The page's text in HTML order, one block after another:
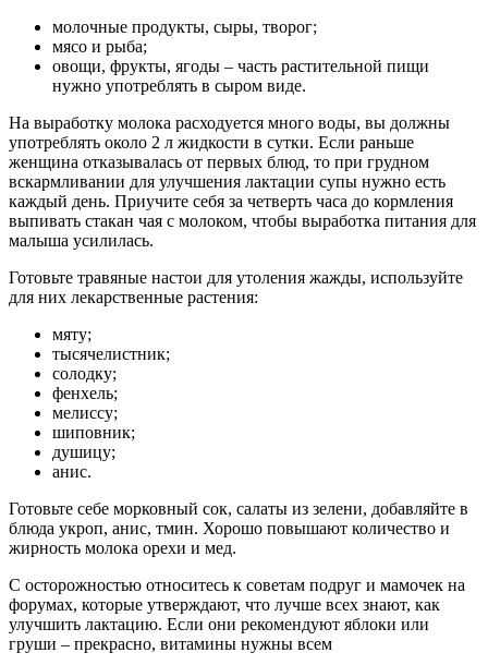
молочные продукты, сыры, творог;
мясо и рыба;
овощи, фрукты, ягоды – часть растительной пищи
нужно употреблять в сыром виде.
На выработку молока расходуется много воды, вы должны
употреблять около 2 л жидкости в сутки. Если раньше
женщина отказывалась от первых блюд, то при грудном
вскармливании для улучшения лактации супы нужно есть
каждый день. Приучите себя за четверть часа до кормления
выпивать стакан чая с молоком, чтобы выработка питания для
малыша усилилась.
Готовьте травяные настои для утоления жажды, используйте
для них лекарственные растения:
мяту;
тысячелистник;
солодку;
фенхель;
мелиссу;
шиповник;
душицу;
анис.
Готовьте себе морковный сок, салаты из зелени, добавляйте в
блюда укроп, анис, тмин. Хорошо повышают количество и
жирность молока орехи и мед.
С осторожностью относитесь к советам подруг и мамочек на
форумах, которые утверждают, что лучше всех знают, как
улучшить лактацию. Если они рекомендуют яблоки или
груши – прекрасно, витамины нужны всем